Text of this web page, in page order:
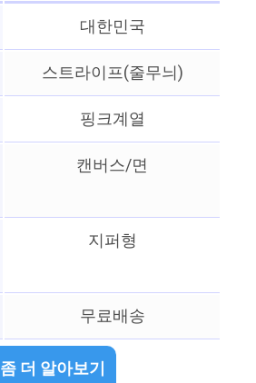
대한민국
스트라이프(줄무늬)
핑크계열
캔버스/면
지퍼형
무료배송
좀 더 알아보기